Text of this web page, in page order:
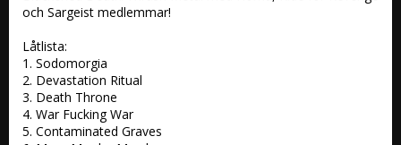
och Sargeist medlemmar!
Låtlista:
1. Sodomorgia
2. Devastation Ritual
3. Death Throne
4. War Fucking War
5. Contaminated Graves